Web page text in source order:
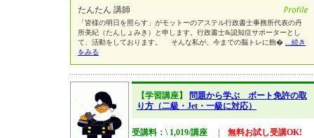
たんたん 講師
「皆様の明日を照らす」がモットーのアステル行政書士事務所代表の丹
所美紀（たんしょみき）と申します。行政書士&認知症サポーターとし
て、活動をしております。 そんな私が、今までの脳トレに飽�
...続き
をみる
【学習講座】
問題から学ぶ ボート免許の取
り方（二級・Jet・一級に対応）
受講料：\ 1,019/講座
無料お試し受講OK!